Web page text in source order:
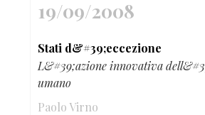
19/09/2008
Stati d&#39;eccezione
L&#39;azione innovativa
umano
Paolo Virno